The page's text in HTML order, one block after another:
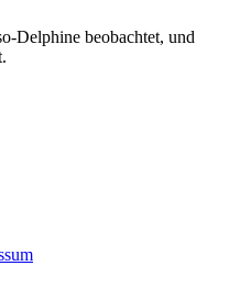
Delphine beobachtet, und